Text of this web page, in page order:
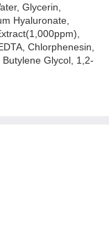
Glycerin,
Hyaluronate,
Chlorphenesin,
Glycol, 1,2-